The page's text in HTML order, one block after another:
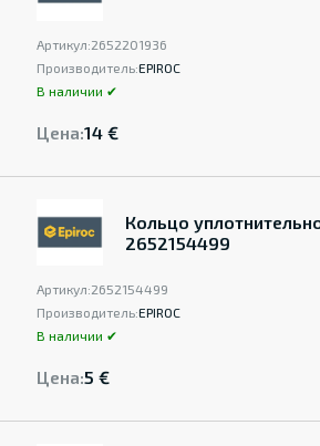
Артикул:2652201936
Производитель:EPIROC
В наличии ✔
Цена:14 €
Кольцо
2652154499
Артикул:2652154499
Производитель:EPIROC
В наличии ✔
Цена:5 €